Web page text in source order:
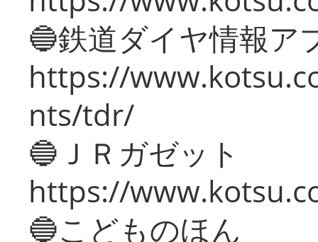
🔵鉄道ダイヤ情報ア
https://
nts/tdr/
🔵ＪＲガゼット
https://
🔵こどものほん